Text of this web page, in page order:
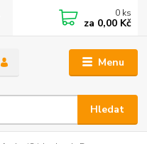
Menu
Hledat
0 ks
za 0,00 Kč